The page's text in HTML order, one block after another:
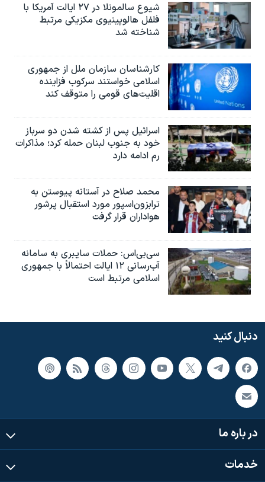
شیوع سالمونلا در ۲۷ ایالت آمریکا با
فلفل هالوپینیوی مکزیکی مرتبط
شناخته شد
کارشناسان سازمان ملل از جمهوری
اسلامی خواستند سرکوب فزاینده
اقلیت‌های قومی را متوقف کند
اسرائیل پس از کشته شدن دو سرباز
خود به جنوب لبنان حمله کرد؛ مذاکرات
رم ادامه دارد
محمد صلاح در آستانه پیوستن به
ترابزون‌اسپور مورد استقبال پرشور
هواداران قرار گرفت
سی‌بی‌اس: حملات سایبری به سامانه
آب‌رسانی ۱۲ ایالت احتمالاً با جمهوری
اسلامی مرتبط است
دنبال کنید
در باره ما
خدمات